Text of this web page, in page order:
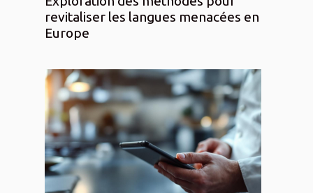
revitaliser les langues menacées en
Europe